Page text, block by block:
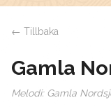
← Tillbaka
Gamla
Melodi: Gamla